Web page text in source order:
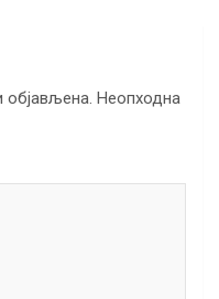
објављена. Неопходна